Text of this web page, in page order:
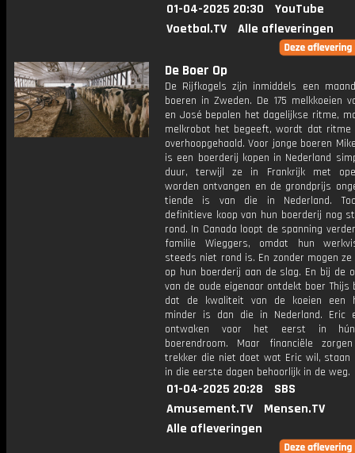
01-04-2025 20:30
YouTube
Voetbal.TV
Alle afleveringen
De Boer Op
De Rijfkogels zijn inmiddels een
boeren in Zweden. De 175 melkkoeien
en José bepalen het dagelijkse ritme,
melkrobot het begeeft, wordt dat ritme
overhoopgehaald. Voor jonge boeren
is een boerderij kopen in Nederland
duur, terwijl ze in Frankrijk met
worden ontvangen en de grondprijs
tiende is van die in Nederland.
definitieve koop van hun boerderij nog
rond. In Canada loopt de spanning
familie Wieggers, omdat hun
steeds niet rond is. En zonder mogen
op hun boerderij aan de slag. En bij de
van de oude eigenaar ontdekt boer Thijs
dat de kwaliteit van de koeien een
minder is dan die in Nederland. Eric
ontwaken voor het eerst in
boerendroom. Maar financiële
trekker die niet doet wat Eric wil, staan
in die eerste dagen behoorlijk in de weg.
01-04-2025 20:28
SBS
Amusement.TV
Mensen.TV
Alle afleveringen